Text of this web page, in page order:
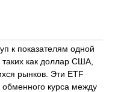
к показателям одной
как доллар США,
рынков. Эти ETF
обменного курса между